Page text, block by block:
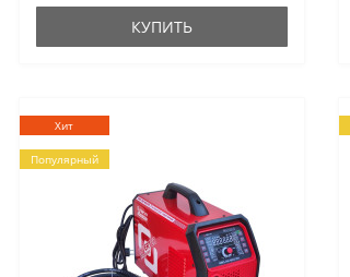
КУПИТЬ
Хит
Популярный